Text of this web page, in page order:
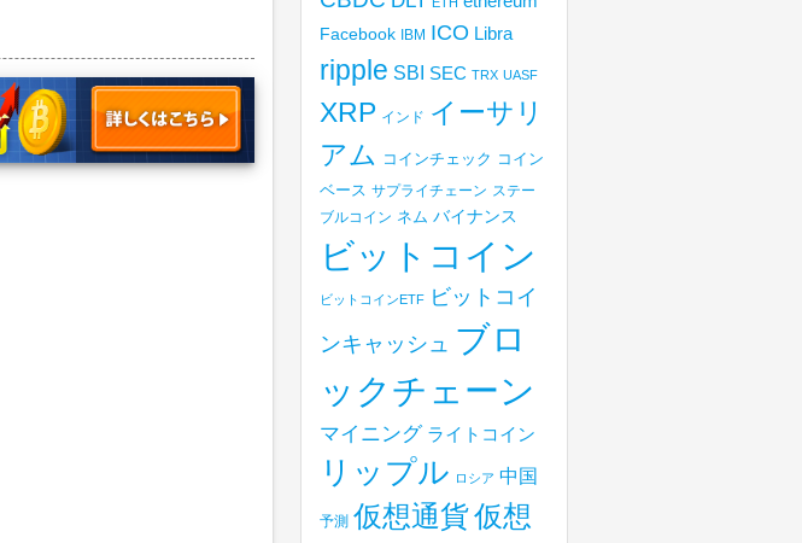
Facebook IBM ICO Libra
ripple SBI SEC TRX UASF
XRP インド イーサリ
アム コインチェック コイン
ベース サプライチェーン ステー
ブルコイン ネム バイナンス
ビットコイン
ビットコインETF
ビットコイ
ンキャッシュ ブロ
ックチェーン
マイニング ライトコイン
リップル ロシア 中国
予測 仮想通貨仮想